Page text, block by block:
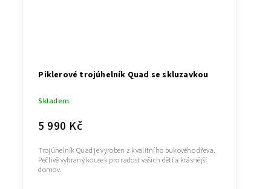
Piklerové trojúhelník Quad se skluzavkou
Skladem
5 990 Kč
Trojúhelník Quad je vyroben z kvalitního bukového dřeva.
Pečlivě vybraný kousek pro radost vašich dětí a krásnější
domov.